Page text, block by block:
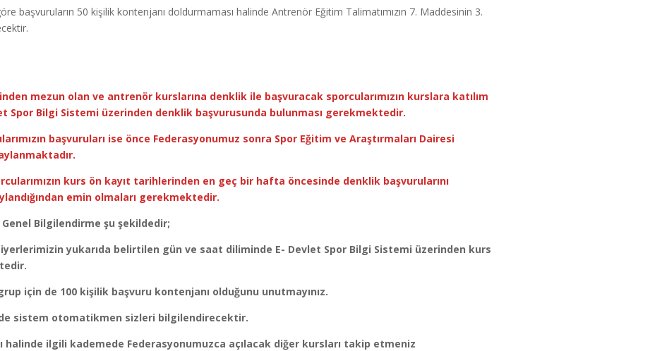
başvuruların 50 kişilik kontenjanı doldurmaması halinde Antrenör Eğitim Talimatımızın 7. Maddesinin 3.
mezun olan ve antrenör kurslarına denklik ile başvuracak sporcularımızın kurslara katılım
Spor Bilgi Sistemi üzerinden denklik başvurusunda bulunması gerekmektedir.
başvuruları ise önce Federasyonumuz sonra Spor Eğitim ve Araştırmaları Dairesi
kurs ön kayıt tarihlerinden en geç bir hafta öncesinde denklik başvurularını
emin olmaları gerekmektedir.
Genel Bilgilendirme şu şekildedir;
yukarıda belirtilen gün ve saat diliminde E- Devlet Spor Bilgi Sistemi üzerinden kurs
için de 100 kişilik başvuru kontenjanı olduğunu unutmayınız.
sistem otomatikmen sizleri bilgilendirecektir.
halinde ilgili kademede Federasyonumuzca açılacak diğer kursları takip etmeniz